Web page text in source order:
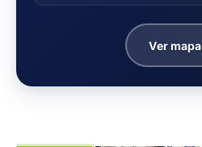
Ver mapa